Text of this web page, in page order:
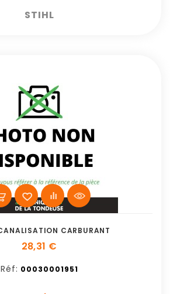
STIHL
CARBURANT
28,31 €
Réf: 00030001951